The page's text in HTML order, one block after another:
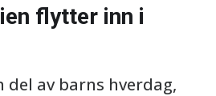
flytter inn i
av barns hverdag,